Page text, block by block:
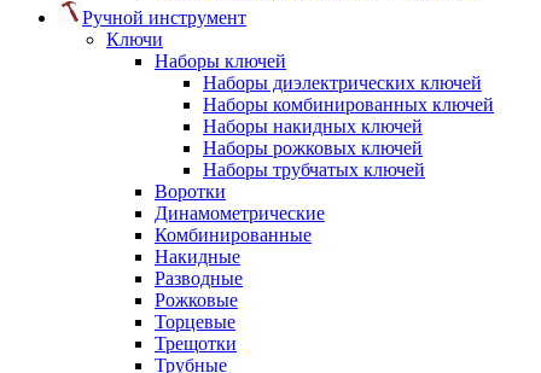
Ручной инструмент
Ключи
Наборы ключей
Наборы диэлектрических ключей
Наборы комбинированных ключей
Наборы накидных ключей
Наборы рожковых ключей
Наборы трубчатых ключей
Воротки
Динамометрические
Комбинированные
Накидные
Разводные
Рожковые
Торцевые
Трещотки
Трубные